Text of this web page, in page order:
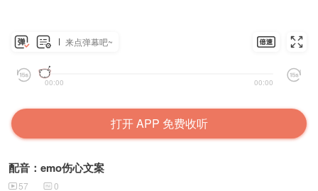
来点弹幕吧~
00:00 00:00
打开 APP 免费收听
配音：emo伤心文案
57 0